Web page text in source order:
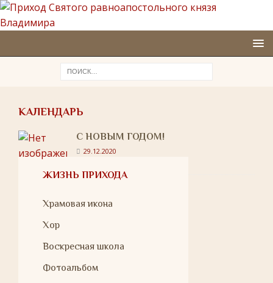
КАЛЕНДАРЬ
С НОВЫМ ГОДОМ!
29.12.2020
ЖИЗНЬ ПРИХОДА
Храмовая икона
Хор
Воскресная школа
Фотоальбом